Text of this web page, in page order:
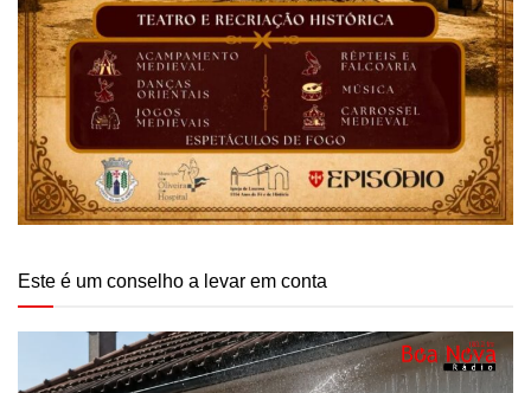
Este é um conselho a levar em conta